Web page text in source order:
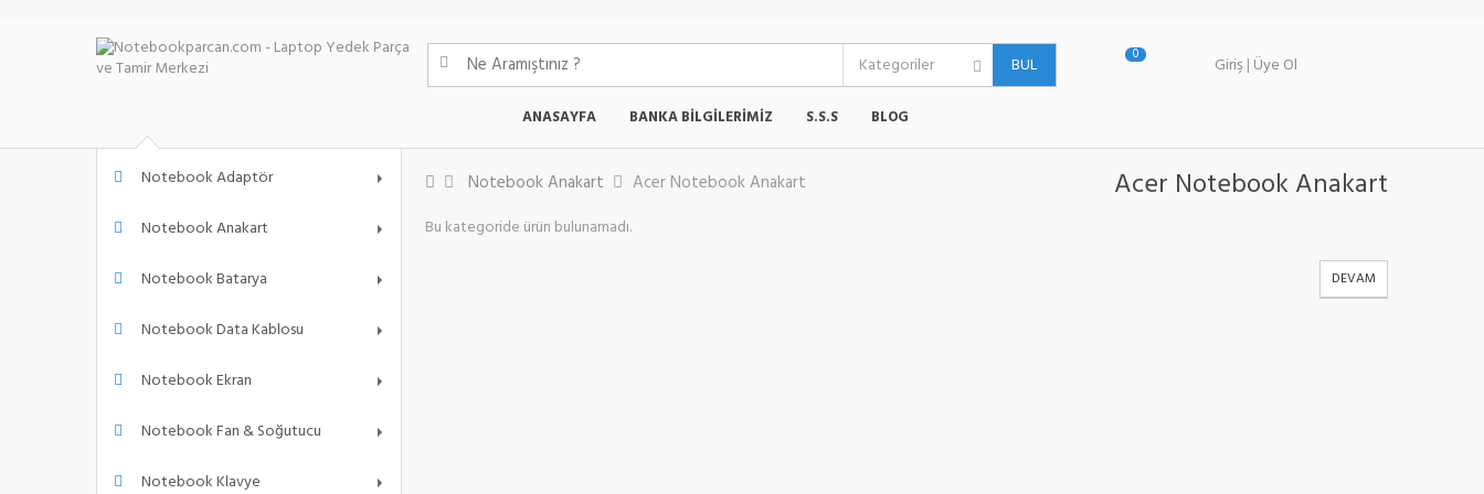
BUL Giriş| Üye Ol
0
ANASAYFA BANKA BILGILERIMIZ S.S.S BLOG
Notebook Adaptör
Notebook Anakart
Notebook Batarya
Notebook Data Kablosu
Notebook Ekran
Notebook Fan & Soğutucu
Notebook Klavye
Notebook Anakart Acer Notebook Anakart Acer Notebook Anakart
Bu kategoride ürün bulunamadı.
DEVAM